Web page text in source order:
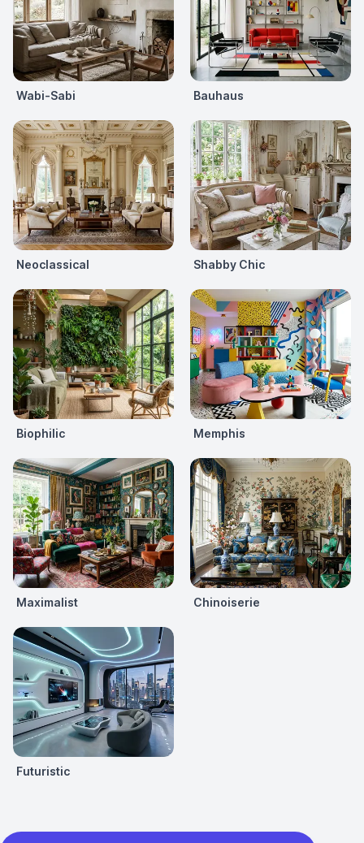
Wabi-Sabi Bauhaus
Neoclassical Shabby Chic
Biophilic Memphis
Maximalist Chinoiserie
Futuristic